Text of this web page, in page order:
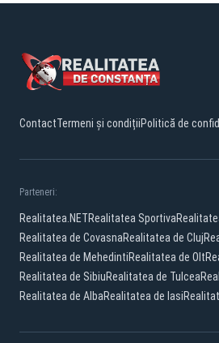
ContactTermeni și condițiiPolitică de
Parteneri:
Realitatea.NETRealitatea Sportiva
Realitatea de CovasnaRealitatea de Cluj
Realitatea de MehedintiRealitatea de Olt
Realitatea de SibiuRealitatea de Tulcea
Realitatea de AlbaRealitatea de Iasi